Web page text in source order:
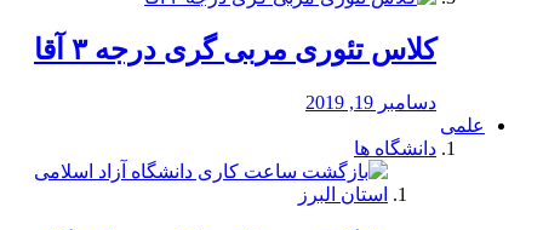
کلاس تئوری مربی گری درجه ۳ آقا
دسامبر 19, 2019
علمی
دانشگاه ها